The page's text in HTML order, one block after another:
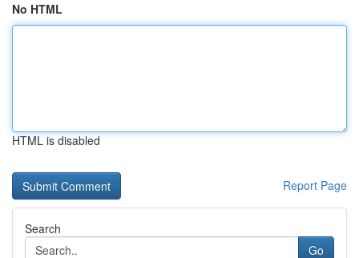
No HTML
HTML is disabled
Report Page
Search
Go